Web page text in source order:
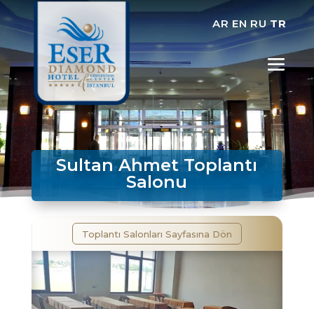
AR EN RU TR
Sultan Ahmet Toplantı
Salonu
Toplantı Salonları Sayfasına Dön